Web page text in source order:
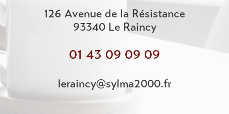
126 Avenue de la Résistance
93340 Le Raincy
01 43 09 09 09
leraincy@sylma2000.fr